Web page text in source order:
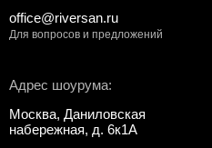
Адрес шоурума:
Москва, Даниловская
набережная, д. 6к1А
office@riversan.ru
Для вопросов и предложений